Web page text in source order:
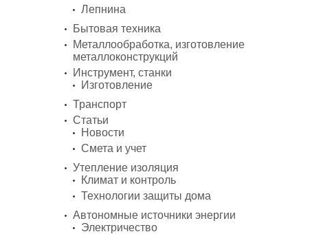
Лепнина
Бытовая техника
Металлообработка, изготовление
металлоконструкций
Инструмент, станки
Изготовление
Транспорт
Статьи
Новости
Смета и учет
Утепление изоляция
Климат и контроль
Технологии защиты дома
Автономные источники энергии
Электричество